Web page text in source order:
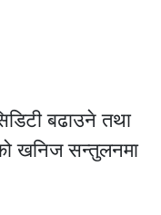
बढाउने तथा
खनिज सन्तुलनमा